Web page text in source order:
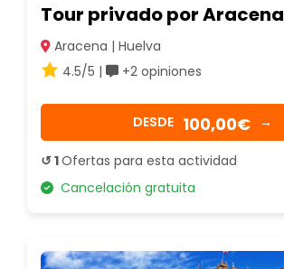
Tour privado por Aracena
Aracena | Huelva
4.5/5 |
+2 opiniones
DESDE 100,00€ →
↺ 1Ofertas para esta actividad
Cancelación gratuita